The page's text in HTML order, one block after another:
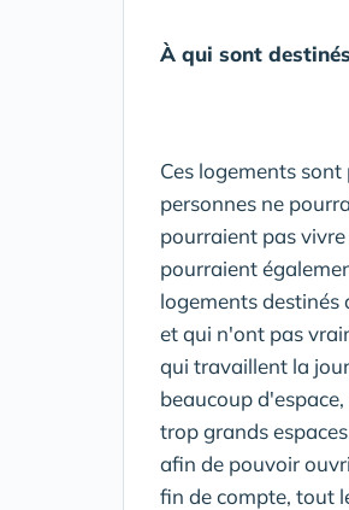
À qui sont
Ces logements
personnes ne
pourraient pas
pourraient
logements
et qui n'ont pas
qui travaillent la
beaucoup
trop grands
afin de pouvoir
fin de compte, tout